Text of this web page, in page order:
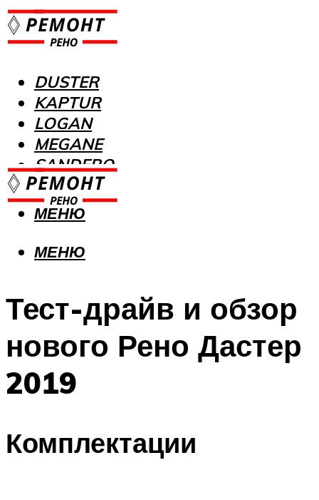
DUSTER
KAPTUR
LOGAN
MEGANE
SANDERO
МЕНЮ
МЕНЮ
Тест-драйв и обзор
нового Рено Дастер
2019
Комплектации